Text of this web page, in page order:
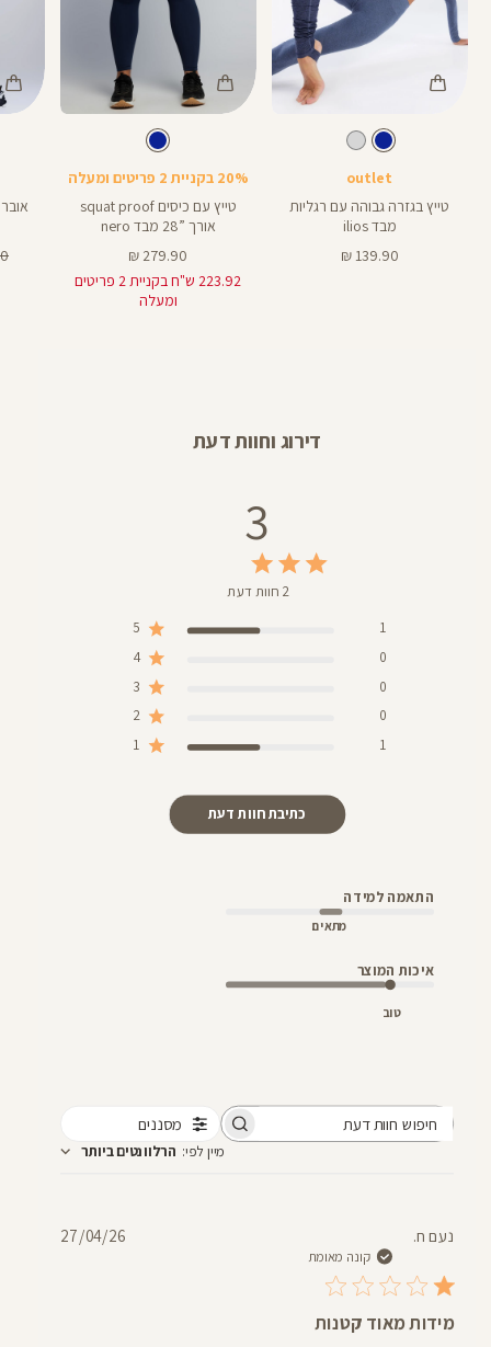
צבע
כחול
outlet
טייץ בגזרה גבוהה עם רגליות
מבד ilios
מחיר
139.90 ₪
צבע
כחול
20% בקניית 2 פריטים ומעלה
טייץ עם כיסים squat proof
אורך ”28 מבד nero
מחיר
מוצר
279.90 ₪
223.92 ש"ח בקניית 2 פריטים
ומעלה
דירוג וחוות דעת
3
2 חוות דעת
5
1
4
0
3
0
2 0
1 1
כתיבת חוות דעת
התאמה למידה
מתאים
איכות המוצר
טוב
מסננים
מיין לפי: הרלוונטים ביותר
נעם ח.
קונה מאומת
מידות מאוד קטנות
27/04/26